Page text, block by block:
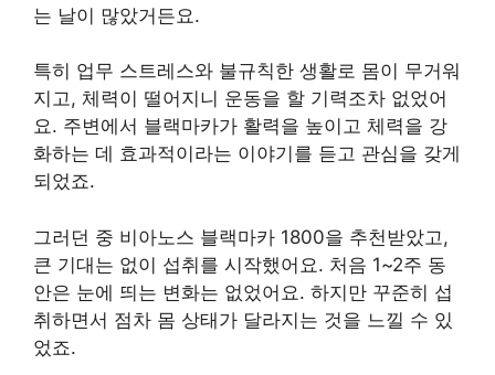
는 날이 많았거든요.
특히 업무 스트레스와 불규칙한 생활로 몸이 무거워
지고, 체력이 떨어지니 운동을 할 기력조차 없었어
요. 주변에서 블랙마카가 활력을 높이고 체력을 강
화하는 데 효과적이라는 이야기를 듣고 관심을 갖게
되었죠.
그러던 중 비아노스 블랙마카 1800을 추천받았고,
큰 기대는 없이 섭취를 시작했어요. 처음 1~2주 동
안은 눈에 띄는 변화는 없었어요. 하지만 꾸준히 섭
취하면서 점차 몸 상태가 달라지는 것을 느낄 수 있
었죠.